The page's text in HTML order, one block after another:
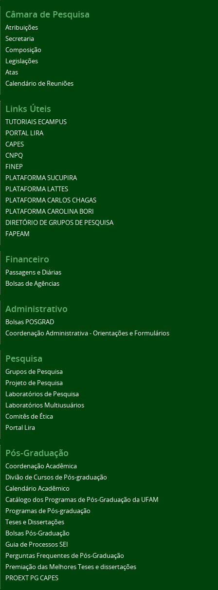
Câmara de Pesquisa
Atribuições
Secretaria
Composição
Legislações
Atas
Calendário de Reuniões
Links Úteis
TUTORIAIS ECAMPUS
PORTAL LIRA
CAPES
CNPQ
FINEP
PLATAFORMA SUCUPIRA
PLATAFORMA LATTES
PLATAFORMA CARLOS CHAGAS
PLATAFORMA CAROLINA BORI
DIRETÓRIO DE GRUPOS DE PESQUISA
FAPEAM
Financeiro
Passagens e Diárias
Bolsas de Agências
Administrativo
Bolsas POSGRAD
Coordenação Administrativa - Orientações e Formulários
Pesquisa
Grupos de Pesquisa
Projeto de Pesquisa
Laboratórios de Pesquisa
Laboratórios Multiusuários
Comitês de Ética
Portal Lira
Pós-Graduação
Coordenação Acadêmica
Divião de Cursos de Pós-graduação
Calendário Acadêmico
Catálogo dos Programas de Pós-Graduação da UFAM
Programas de Pós-graduação
Teses e Dissertações
Bolsas Pós-Graduação
Guia de Processos SEI
Perguntas Frequentes de Pós-Graduação
Premiação das Melhores Teses e dissertações
PROEXT PG CAPES